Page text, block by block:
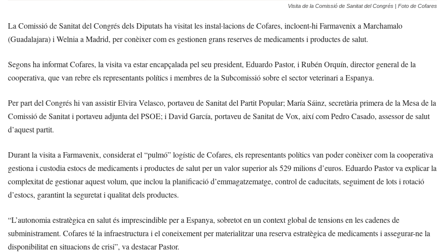
Visita de la Comissió de Sanitat del Congrés | Foto de Cofares
La Comissió de Sanitat del Congrés dels Diputats ha visitat les instal·lacions de Cofares, incloent-hi Farmavenix a Marchamalo
(Guadalajara) i Welnia a Madrid, per conèixer com es gestionen grans reserves de medicaments i productes de salut.
Segons ha informat Cofares, la visita va estar encapçalada pel seu president, Eduardo Pastor, i Rubén Orquín, director general de la
cooperativa, que van rebre els representants polítics i membres de la Subcomissió sobre el sector veterinari a Espanya.
Per part del Congrés hi van assistir Elvira Velasco, portaveu de Sanitat del Partit Popular; María Sáinz, secretària primera de la Mesa de la
Comissió de Sanitat i portaveu adjunta del PSOE; i David García, portaveu de Sanitat de Vox, així com Pedro Casado, assessor de salut
d’aquest partit.
Durant la visita a Farmavenix, considerat el “pulmó” logístic de Cofares, els representants polítics van poder conèixer com la cooperativa
gestiona i custodia estocs de medicaments i productes de salut per un valor superior als 529 milions d’euros. Eduardo Pastor va explicar la
complexitat de gestionar aquest volum, que inclou la planificació d’emmagatzematge, control de caducitats, seguiment de lots i rotació
d’estocs, garantint la seguretat i qualitat dels productes.
“L’autonomia estratègica en salut és imprescindible per a Espanya, sobretot en un context global de tensions en les cadenes de
subministrament. Cofares té la infraestructura i el coneixement per materialitzar una reserva estratègica de medicaments i assegurar-ne la
disponibilitat en situacions de crisi”, va destacar Pastor.